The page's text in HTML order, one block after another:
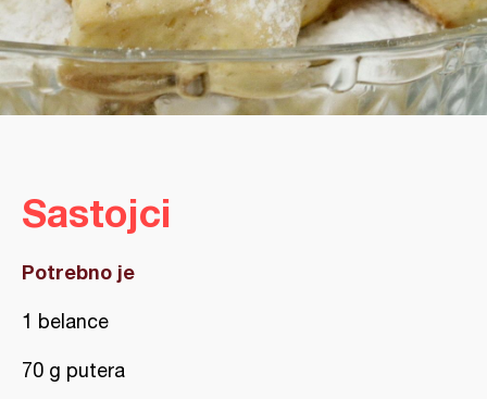
Sastojci
Potrebno je
1 belance
70 g putera